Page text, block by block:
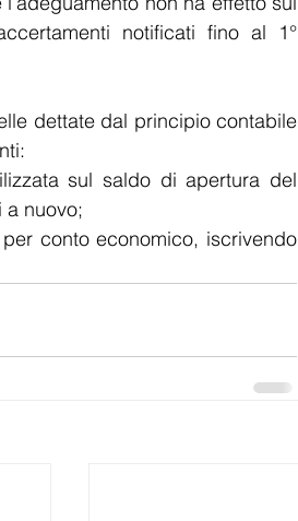
notificati fino al 1°
dettate dal principio contabile
sul saldo di apertura del
a nuovo;
conto economico, iscrivendo